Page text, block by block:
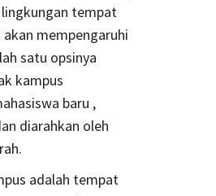
tempat
mempengaruhi
satu opsinya
kampus
baru ,
diarahkan oleh
adalah tempat